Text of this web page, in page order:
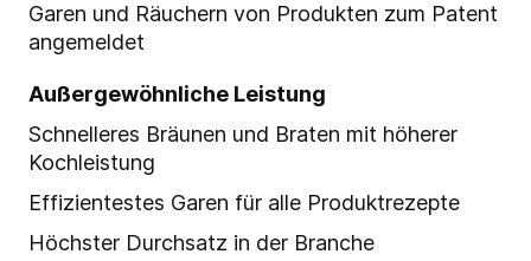
Garen und Räuchern von Produkten zum Patent
angemeldet
Außergewöhnliche Leistung
Schnelleres Bräunen und Braten mit höherer
Kochleistung
Effizientestes Garen für alle Produktrezepte
Höchster Durchsatz in der Branche